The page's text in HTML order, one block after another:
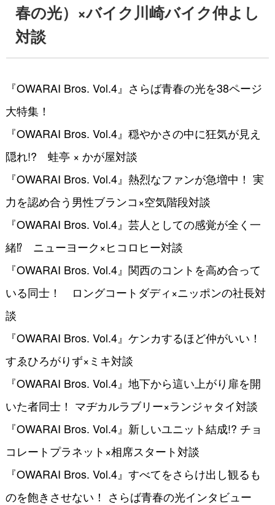
春の光）×バイク川崎バイク仲よし
対談
『OWARAI Bros. Vol.4』さらば青春の光を38ページ
大特集！
『OWARAI Bros. Vol.4』穏やかさの中に狂気が見え
隠れ!? 蛙亭 × かが屋対談
『OWARAI Bros. Vol.4』熱烈なファンが急増中！ 実
力を認め合う男性ブランコ×空気階段対談
『OWARAI Bros. Vol.4』芸人としての感覚が全く一
緒⁉︎ ニューヨーク×ヒコロヒー対談
『OWARAI Bros. Vol.4』関西のコントを高め合って
いる同士！ ロングコートダディ×ニッポンの社長対
談
『OWARAI Bros. Vol.4』ケンカするほど仲がいい！
すゑひろがりず×ミキ対談
『OWARAI Bros. Vol.4』地下から這い上がり扉を開
いた者同士！ マヂカルラブリー×ランジャタイ対談
『OWARAI Bros. Vol.4』新しいユニット結成!? チョ
コレートプラネット×相席スタート対談
『OWARAI Bros. Vol.4』すべてをさらけ出し観るも
のを飽きさせない！ さらば青春の光インタビュー